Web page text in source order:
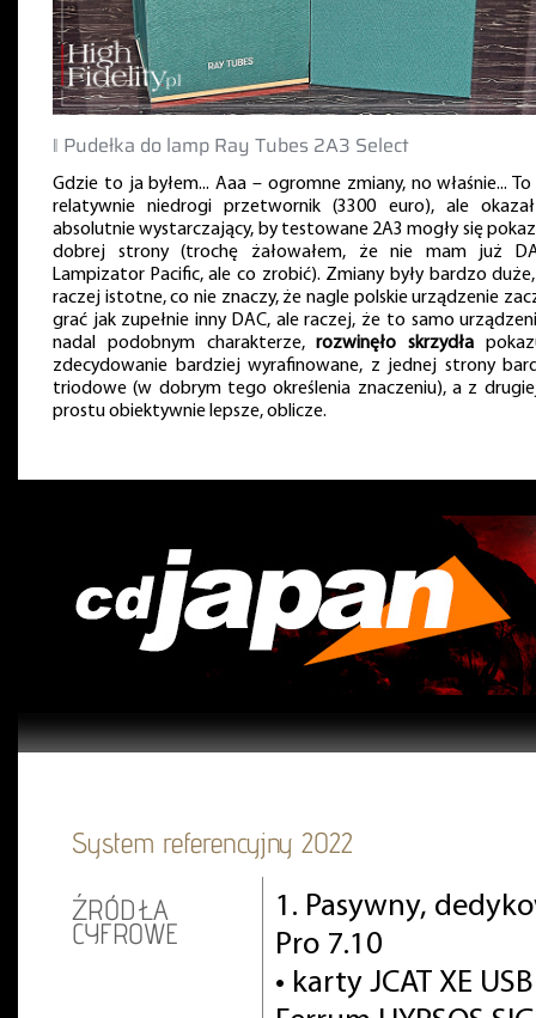
‖ Pudełka do lamp Ray Tubes 2A3 Select
Gdzie to ja byłem... Aaa – ogromne zmiany, no właśnie...
relatywnie niedrogi przetwornik (3300 euro), ale
absolutnie wystarczający, by testowane 2A3 mogły się
dobrej strony (trochę żałowałem, że nie mam już
Lampizator Pacific, ale co zrobić). Zmiany były bardzo
raczej istotne, co nie znaczy, że nagle polskie urządzenie
grać jak zupełnie inny DAC, ale raczej, że to samo
nadal podobnym charakterze,rozwinęło skrzydła
zdecydowanie bardziej wyrafinowane, z jednej strony
triodowe (w dobrym tego określenia znaczeniu), a z
prostu obiektywnie lepsze, oblicze.
System referencyjny 2022
ŹRÓDŁA
CYFROWE
1. Pasywny,
Pro 7.10
• karty JCAT XE